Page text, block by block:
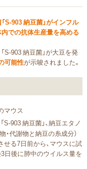
S-903 納豆菌」がインフル
での抗体生産量を高める
S-903 納豆菌」が大豆を発
可能性が示唆されました。
マウス
S-903 納豆菌」、納豆エタノ
・代謝物と納豆の糸成分）
る7日前から、マウスに試
日後に肺中のウイルス量を